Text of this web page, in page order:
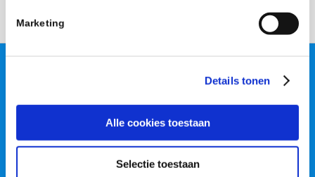
Marketing
Details tonen
Alle cookies toestaan
Selectie toestaan
5349 BA Oss, The Netherlands
+31(0) 412 65 33 33
Email:info@fysicon.com